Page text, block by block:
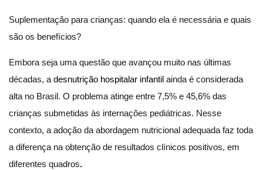
Suplementação para crianças: quando ela é necessária e quais
são os benefícios?
Embora seja uma questão que avançou muito nas últimas
décadas, a desnutrição hospitalar infantil ainda é considerada
alta no Brasil. O problema atinge entre 7,5% e 45,6% das
crianças submetidas às internações pediátricas. Nesse
contexto, a adoção da abordagem nutricional adequada faz toda
a diferença na obtenção de resultados clínicos positivos, em
diferentes quadros.